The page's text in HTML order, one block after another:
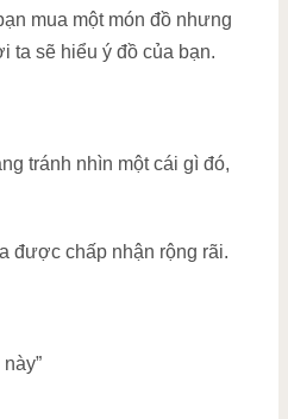
mua một món đồ nhưng
ta sẽ hiểu ý đồ của bạn.
tránh nhìn một cái gì đó,
được chấp nhận rộng rãi.